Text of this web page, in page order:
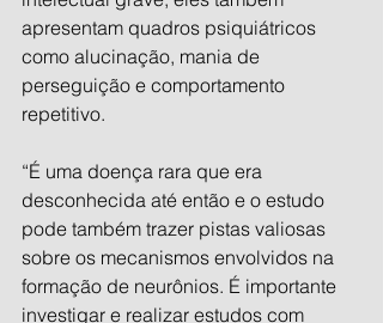
apresentam quadros psiquiátricos
como alucinação, mania de
perseguição e comportamento
repetitivo.
“É uma doença rara que era
desconhecida até então e o estudo
pode também trazer pistas valiosas
sobre os mecanismos envolvidos na
formação de neurônios. É importante
investigar e realizar estudos com